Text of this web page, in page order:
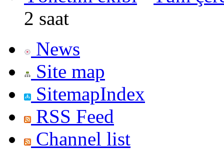
2 saat
News
Site map
SitemapIndex
RSS Feed
Channel list